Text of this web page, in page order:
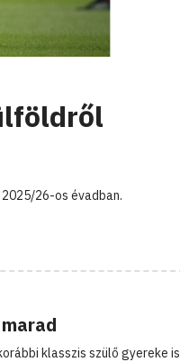
26-os évadban.
klasszis szülő gyereke is